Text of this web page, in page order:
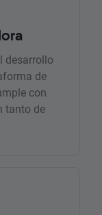
desarrollo
de
con
tanto de